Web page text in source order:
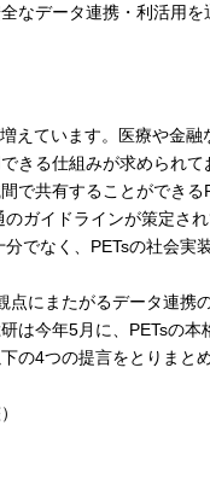
なデータ連携・利活用を
えています。医療や金融
きる仕組みが求められ
で共有することができる
ガイドラインが策定され
でなく、PETsの社会実
にまたがるデータ連携
は今年5月に、PETsの本
の4つの提言をとりまと